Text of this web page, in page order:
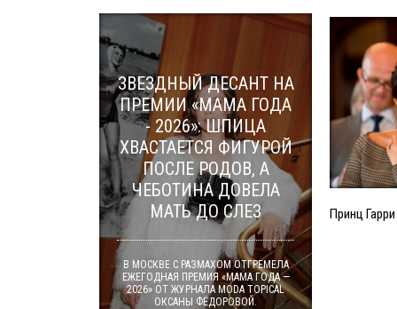
Принц
ЗВЕЗДНЫЙ ДЕСАНТ НА
ПРЕМИИ «МАМА ГОДА
- 2026»: ШПИЦА
ХВАСТАЕТСЯ ФИГУРОЙ
ПОСЛЕ РОДОВ, А
ЧЕБОТИНА ДОВЕЛА
МАТЬ ДО СЛЕЗ
В МОСКВЕ С РАЗМАХОМ ОТГРЕМЕЛА
ЕЖЕГОДНАЯ ПРЕМИЯ «МАМА ГОДА —
2026» ОТ ЖУРНАЛА MODA TOPICAL
ОКСАНЫ ФЁДОРОВОЙ.